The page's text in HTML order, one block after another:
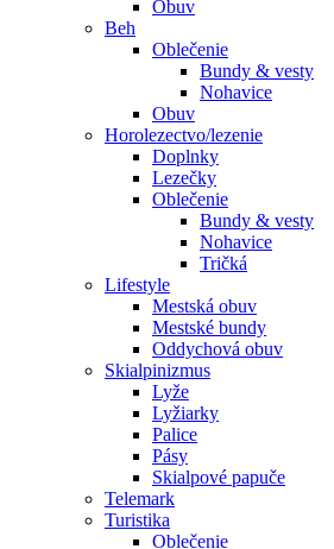
Obuv
Beh
Oblečenie
Bundy & vesty
Nohavice
Obuv
Horolezectvo/lezenie
Doplnky
Lezečky
Oblečenie
Bundy & vesty
Nohavice
Tričká
Lifestyle
Mestská obuv
Mestské bundy
Oddychová obuv
Skialpinizmus
Lyže
Lyžiarky
Palice
Pásy
Skialpové papuče
Telemark
Turistika
Oblečenie